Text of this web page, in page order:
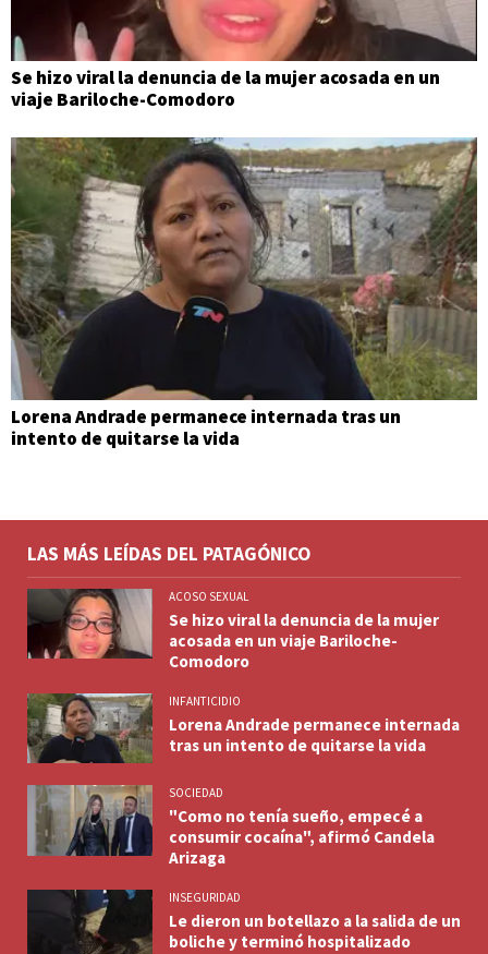
Se hizo viral la denuncia de la mujer acosada en un
viaje Bariloche-Comodoro
Lorena Andrade permanece internada tras un
intento de quitarse la vida
LAS MÁS LEÍDAS DEL PATAGÓNICO
ACOSO SEXUAL
Se hizo viral la denuncia de la mujer
acosada en un viaje Bariloche-
Comodoro
INFANTICIDIO
Lorena Andrade permanece internada
tras un intento de quitarse la vida
SOCIEDAD
"Como no tenía sueño, empecé a
consumir cocaína", afirmó Candela
Arizaga
INSEGURIDAD
Le dieron un botellazo a la salida de un
boliche y terminó hospitalizado